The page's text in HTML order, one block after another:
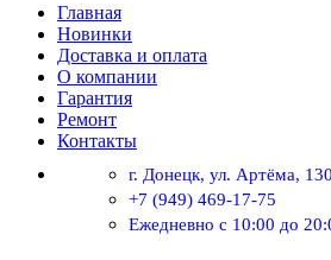
Главная
Новинки
Доставка и оплата
О компании
Гарантия
Ремонт
Контакты
г. Донецк, ул. Артёма,
+7 (949) 469-17-75
Ежедневно с 10:00 до